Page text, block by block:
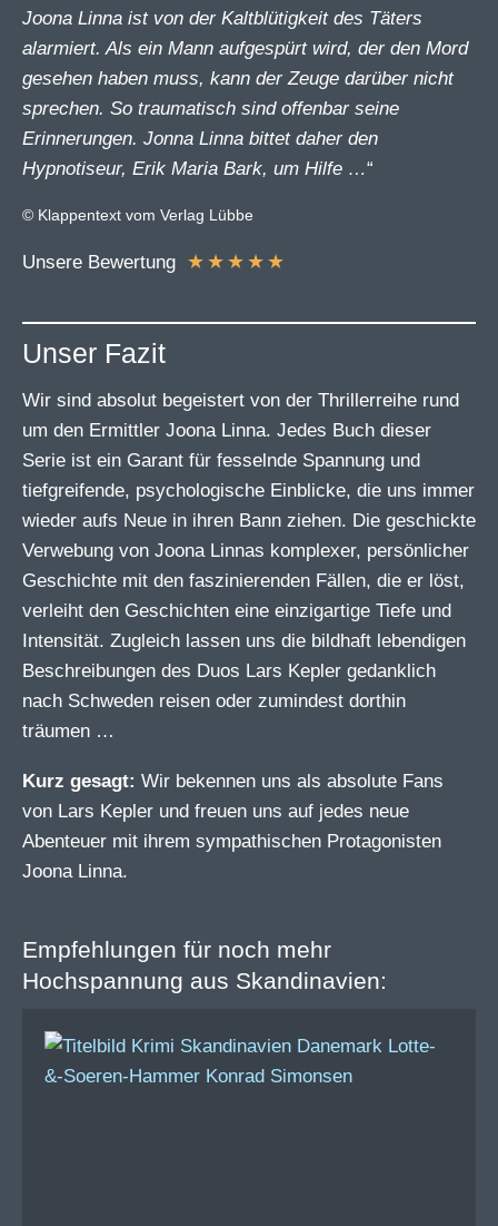
Joona Linna ist von der Kaltblütigkeit des Täters
alarmiert. Als ein Mann aufgespürt wird, der den Mord
gesehen haben muss, kann der Zeuge darüber nicht
sprechen. So traumatisch sind offenbar seine
Erinnerungen. Jonna Linna bittet daher den
Hypnotiseur, Erik Maria Bark, um Hilfe …“
© Klappentext vom Verlag Lübbe
Unsere Bewertung ★ ★ ★ ★ ★
Unser Fazit
Wir sind absolut begeistert von der Thrillerreihe rund
um den Ermittler Joona Linna. Jedes Buch dieser
Serie ist ein Garant für fesselnde Spannung und
tiefgreifende, psychologische Einblicke, die uns immer
wieder aufs Neue in ihren Bann ziehen. Die geschickte
Verwebung von Joona Linnas komplexer, persönlicher
Geschichte mit den faszinierenden Fällen, die er löst,
verleiht den Geschichten eine einzigartige Tiefe und
Intensität. Zugleich lassen uns die bildhaft lebendigen
Beschreibungen des Duos Lars Kepler gedanklich
nach Schweden reisen oder zumindest dorthin
träumen …
Kurz gesagt: Wir bekennen uns als absolute Fans
von Lars Kepler und freuen uns auf jedes neue
Abenteuer mit ihrem sympathischen Protagonisten
Joona Linna.
Empfehlungen für noch mehr
Hochspannung aus Skandinavien: